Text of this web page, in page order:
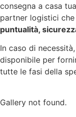
consegna a casa
partner logistici
puntualità,
In caso di
disponibile per
tutte le fasi della
Gallery not found.